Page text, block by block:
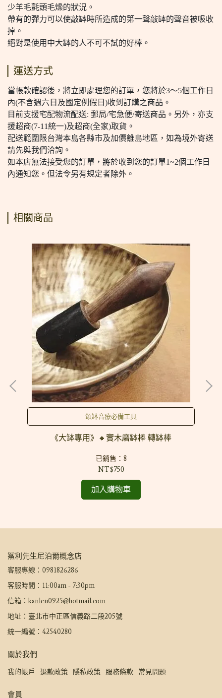
少羊毛氈頭毛燥的狀況。
帶有的彈力可以使敲缽時所造成的第一聲敲缽的聲音被吸收
掉。
絕對是使用中大缽的人不可不試的好棒。
運送方式
當帳款確認後，將立即處理您的訂單，您將於3～5個工作日
內(不含週六日及國定例假日)收到訂購之商品。
目前支援宅配物流配送: 郵局/宅急便/寄送商品。另外，亦支
援超商(7-11統一)及超商(全家)取貨。
配送範圍限台灣本島各縣市及加價離島地區，如為境外寄送
請先與我們洽詢。
如本店無法接受您的訂單，將於收到您的訂單1~2個工作日
內通知您。但法令另有規定者除外。
相關商品
頌缽音療必備工具
《大缽專用》🔸實木磨缽棒 轉缽棒
已銷售：8
NT$750
加入購物車
鯊利先生尼泊爾概念店
客服專線：0981826286
客服時間：11:00am - 7:30pm
信箱：kanlen0925@hotmail.com
地址：臺北市中正區信義路二段205號
統一編號：42540280
關於我們
我的帳戶 退款政策 隱私政策 服務條款 常見問題
會員